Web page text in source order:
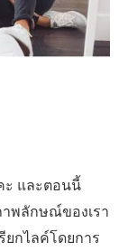
ะ และตอนนี้
พลักษณ์ของเรา
ยกไลค์โดยการ